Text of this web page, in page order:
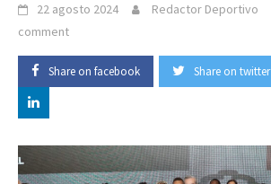
22 agosto 2024 Redactor Deportivo
comment
Share on facebook Share on twitter